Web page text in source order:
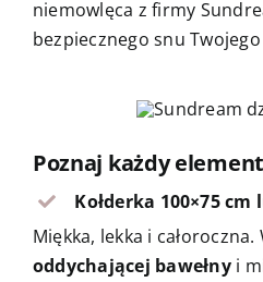
niemowlęca z firmy
bezpiecznego snu
Poznaj każdy
Kołderka 100×75 cm
Miękka, lekka i całoroczna.
oddychającej bawełnyi